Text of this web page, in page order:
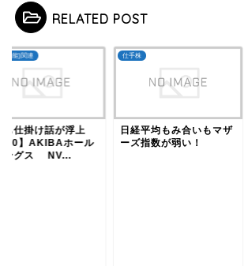
RELATED POST
知能)関連
も仕掛け話が浮上
】AKIBAホール
ングス NV...
仕手株
日経平均もみ合いもマザ
ーズ指数が弱い！